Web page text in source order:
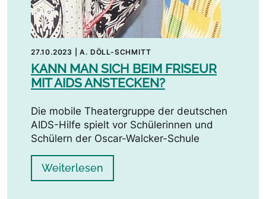
27.10.2023 |A. DÖLL-SCHMITT
KANN MAN SICH BEIM FRISEUR
MIT AIDS ANSTECKEN?
Die mobile Theatergruppe der deutschen
AIDS-Hilfe spielt vor Schülerinnen und
Schülern der Oscar-Walcker-Schule
Weiterlesen